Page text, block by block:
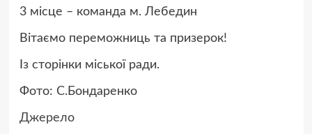
3 місце – команда м. Лебедин
Вітаємо переможниць та призерок!
Із сторінки міської ради.
Фото: С.Бондаренко
Джерело